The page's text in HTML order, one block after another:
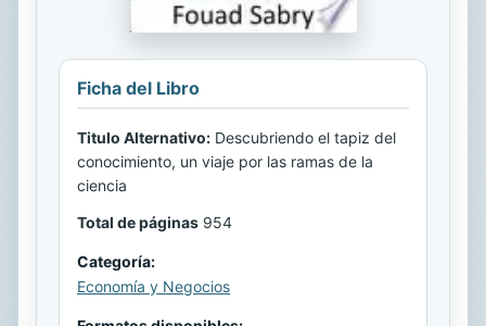
Ficha del Libro
Titulo Alternativo: Descubriendo el tapiz del
conocimiento, un viaje por las ramas de la
ciencia
Total de páginas 954
Categoría:
Economía y Negocios